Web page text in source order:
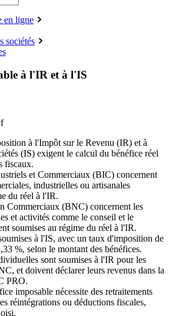
en ligne
sociétés
à l'IR et à l'IS
à l'Impôt sur le Revenu (IR) et à
(IS) exigent le calcul du bénéfice réel
fiscaux.
et Commerciaux (BIC) concernent
industrielles ou artisanales
du réel à l'IR.
Commerciaux (BNC) concernent les
et activités comme le conseil et le
soumises au régime du réel à l'IR.
à l'IS, avec un taux d'imposition de
%, selon le montant des bénéfices.
sont soumises à l'IR pour les
et doivent déclarer leurs revenus dans la
PRO.
imposable nécessite des retraitements
réintégrations ou déductions fiscales,